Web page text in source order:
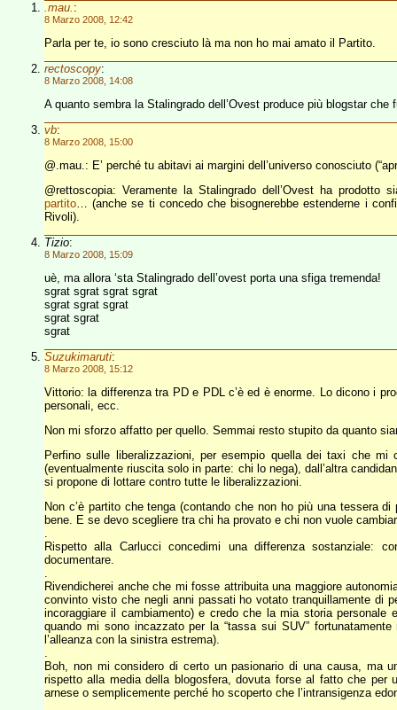
.mau. :
8 Marzo 2008, 12:42
Parla per te, io sono cresciuto là ma non ho mai amato il Partito.
rectoscopy:
8 Marzo 2008, 14:08
A quanto sembra la Stalingrado dell’Ovest produce più blogstar che
vb:
8 Marzo 2008, 15:00
@.mau.: E’ perché tu abitavi ai margini dell’universo conosciuto
@rettoscopia: Veramente la Stalingrado dell’Ovest ha prodotto
partito… (anche se ti concedo che bisognerebbe estenderne i
Rivoli).
Tizio:
8 Marzo 2008, 15:09
uè, ma allora ‘sta Stalingrado dell’ovest porta una sfiga tremenda!
sgrat sgrat sgrat sgrat
sgrat sgrat sgrat
sgrat sgrat
sgrat
Suzukimaruti:
8 Marzo 2008, 15:12
Vittorio: la differenza tra PD e PDL c’è ed è enorme. Lo dicono i
personali, ecc.
Non mi sforzo affatto per quello. Semmai resto stupito da quanto
Perfino sulle liberalizzazioni, per esempio quella dei taxi che
(eventualmente riuscita solo in parte: chi lo nega), dall’altra
si propone di lottare contro tutte le liberalizzazioni.
Non c’è partito che tenga (contando che non ho più una tessera
bene. E se devo scegliere tra chi ha provato e chi non vuole
.
Rispetto alla Carlucci concedimi una differenza sostanziale:
documentare.
.
Rivendicherei anche che mi fosse attribuita una maggiore
convinto visto che negli anni passati ho votato tranquillamente di
incoraggiare il cambiamento) e credo che la mia storia
quando mi sono incazzato per la “tassa sui SUV”
l’alleanza con la sinistra estrema).
.
Boh, non mi considero di certo un pasionario di una causa, ma
rispetto alla media della blogosfera, dovuta forse al fatto che per
arnese o semplicemente perché ho scoperto che l’intransigenza